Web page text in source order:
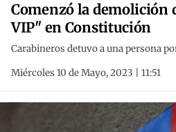
Comenzó la demolición
VIP" en Constitución
Carabineros detuvo a una persona
Miércoles 10 de Mayo, 2023 | 11:51